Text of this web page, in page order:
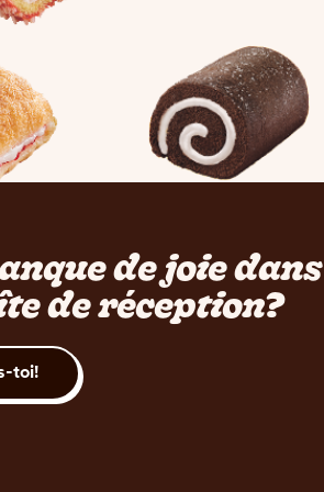
de joie dans
de réception?
toi!